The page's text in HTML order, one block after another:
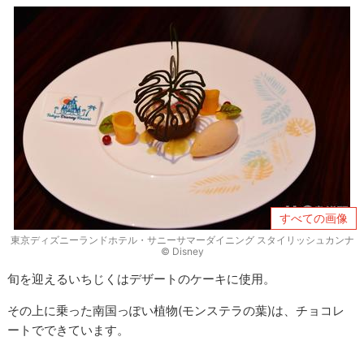
すべての画像
東京ディズニーランドホテル・サニーサマーダイニング スタイリッシュカンナ
© Disney
旬を迎えるいちじくはデザートのケーキに使用。
その上に乗った南国っぽい植物(モンステラの葉)は、チョコレ
ートでできています。